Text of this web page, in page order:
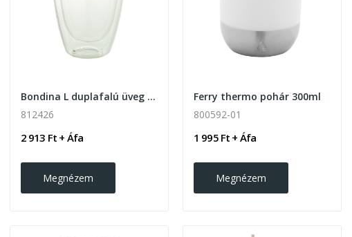
Bondina L duplafalú üveg thermo pohár 420 ml...
812426
2 913 Ft + Áfa
Megnézem
Ferry thermo pohár 300ml
800592-01
1 995 Ft + Áfa
Megnézem